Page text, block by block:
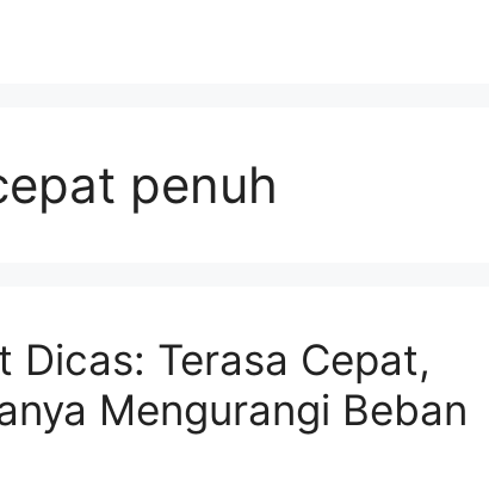
penuh
Dicas: Terasa Cepat,
Mengurangi Beban